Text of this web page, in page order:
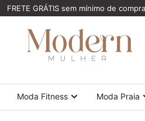
FRETE GRÁTIS sem mínimo de
ModernMulher
Moda Fitness Moda Praia